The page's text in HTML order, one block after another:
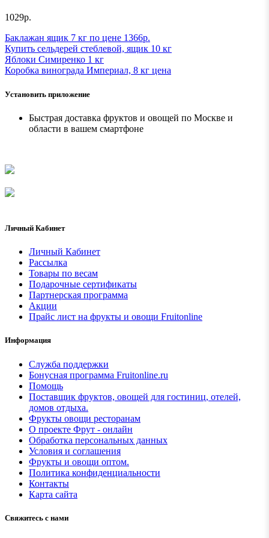
1029р.
Баклажан ящик 7 кг по цене 1366р.
Купить сельдерей стеблевой, ящик 10 кг
Яблоки Симиренко 1 кг
Коробка винограда Империал, 8 кг ценa
Установить приложение
Быстрая доставка фруктов и овощей по Москве и
области в вашем смартфоне
Личный Кабинет
Личный Кабинет
Рассылка
Товары по весам
Подарочные сертификаты
Партнерская программа
Акции
Прайс лист на фрукты и овощи Fruitonline
Информация
Служба поддержки
Бонусная программа Fruitonline.ru
Помощь
Поставщик фруктов, овощей для гостиниц, отелей,
домов отдыха.
Фрукты овощи ресторанам
О проекте Фрут - онлайн
Обработка персональных данных
Условия и соглашения
Фрукты и овощи оптом.
Политика конфиденциальности
Контакты
Карта сайта
Свяжитесь с нами